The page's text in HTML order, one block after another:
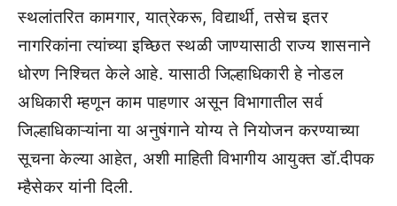
स्थलांतरित कामगार, यात्रेकरू, विद्यार्थी, तसेच इतर
नागरिकांना त्यांच्या इच्छित स्थळी जाण्यासाठी राज्य शासनाने
धोरण निश्चित केले आहे. यासाठी जिल्हाधिकारी हे नोडल
अधिकारी म्हणून काम पाहणार असून विभागातील सर्व
जिल्हाधिकाऱ्यांना या अनुषंगाने योग्य ते नियोजन करण्याच्या
सूचना केल्या आहेत, अशी माहिती विभागीय आयुक्त डॉ.दीपक
म्हैसेकर यांनी दिली.